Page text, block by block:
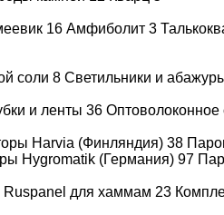
16 Амфиболит 3
соли 8 Светильники и
и ленты 36
Harvia (Финляндия) 38
Hygromatik (Германия) 97
для хаммам 23